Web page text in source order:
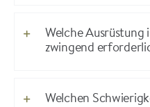
Welche Ausrüstung
zwingend
Welchen